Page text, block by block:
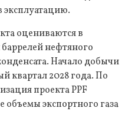
эксплуатацию.
оцениваются в
нефтяного
Начало добычи
квартал 2028 года. По
проекта PPF
экспортного газа